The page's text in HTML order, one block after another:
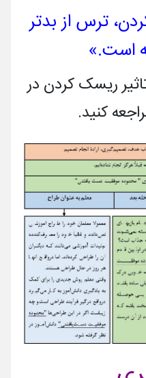
ترس از بدتر
است.»
ریسک کردن در
کنید.